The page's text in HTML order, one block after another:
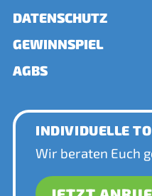
DATENSCHUTZ
GEWINNSPIEL
AGBS
INDIVIDUELLE
Wir beraten Euch